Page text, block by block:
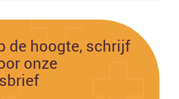
de hoogte, schrijf
onze